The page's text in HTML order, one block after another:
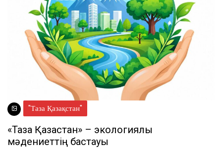
"Таза Қазақстан"
«Таза Қазақстан» – экологиялық
мәдениеттің бастауы